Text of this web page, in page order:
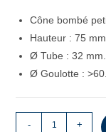
Cône bombé
Hauteur : 75 mm.
Ø Tube : 32 mm.
Ø Goulotte : >60.
- +